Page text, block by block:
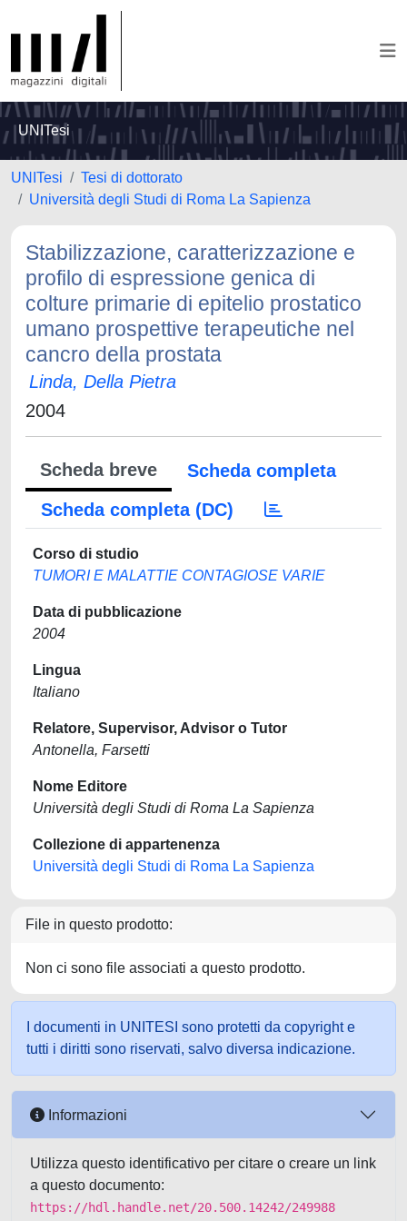
UNITesi
UNITesi
Tesi di dottorato
Università degli Studi di Roma La Sapienza
Stabilizzazione, caratterizzazione e
profilo di espressione genica di
colture primarie di epitelio prostatico
umano prospettive terapeutiche nel
cancro della prostata
Linda, Della Pietra
2004
Scheda breve
Scheda completa
Scheda completa (DC)
Corso di studio
TUMORI E MALATTIE CONTAGIOSE VARIE
Data di pubblicazione
2004
Lingua
Italiano
Relatore, Supervisor, Advisor o Tutor
Antonella, Farsetti
Nome Editore
Università degli Studi di Roma La Sapienza
Collezione di appartenenza
Università degli Studi di Roma La Sapienza
File in questo prodotto:
Non ci sono file associati a questo prodotto.
I documenti in UNITESI sono protetti da copyright e
tutti i diritti sono riservati, salvo diversa indicazione.
Informazioni
Utilizza questo identificativo per citare o creare un link
a questo documento:
https://hdl.handle.net/20.500.14242/249988